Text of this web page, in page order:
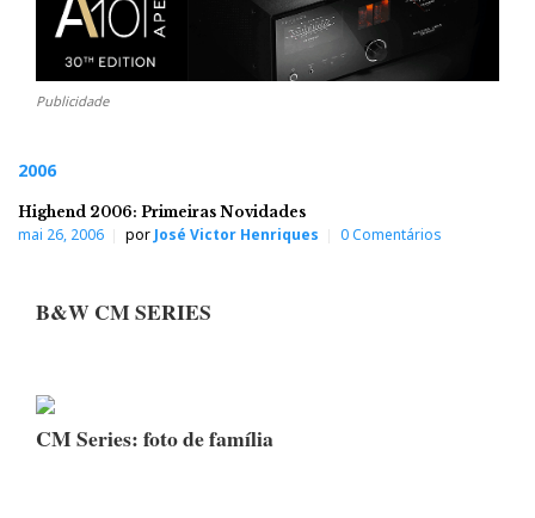
Publicidade
2006
Highend 2006: Primeiras Novidades
mai 26, 2006 por José Victor Henriques 0 Comentários
B&W CM SERIES
CM Series: foto de família